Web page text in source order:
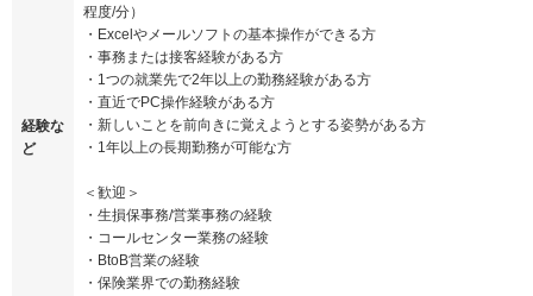
経験な
ど
程度/分）
・Excelやメールソフトの基本操作ができる方
・事務または接客経験がある方
・1つの就業先で2年以上の勤務経験がある方
・直近でPC操作経験がある方
・新しいことを前向きに覚えようとする姿勢がある方
・1年以上の長期勤務が可能な方
＜歓迎＞
・生損保事務/営業事務の経験
・コールセンター業務の経験
・BtoB営業の経験
・保険業界での勤務経験